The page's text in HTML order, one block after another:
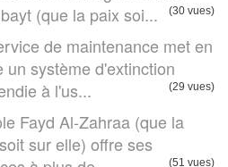
(que la paix soi...
(30 vues)
de maintenance met en
un système d'extinction
à l'us...
(29 vues)
Fayd Al-Zahraa (que la
sur elle) offre ses
(51 vues)